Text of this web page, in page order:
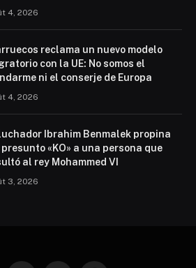
4, 2026
reclama un nuevo modelo
con la UE: No somos el
ni el conserje de Europa
4, 2026
Ibrahim Benmalek propina
presunto «KO» a una persona que
al rey Mohammed VI
3, 2026